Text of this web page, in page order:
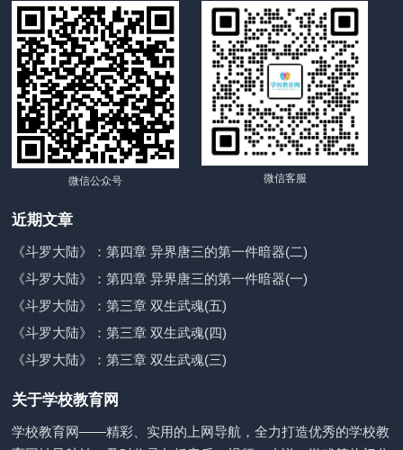
微信公众号 微信客服
近期文章
《斗罗大陆》：第四章 异界唐三的第一件暗器(二)
《斗罗大陆》：第四章 异界唐三的第一件暗器(一)
《斗罗大陆》：第三章 双生武魂(五)
《斗罗大陆》：第三章 双生武魂(四)
《斗罗大陆》：第三章 双生武魂(三)
关于学校教育网
学校教育网——精彩、实用的上网导航，全力打造优秀的学校教